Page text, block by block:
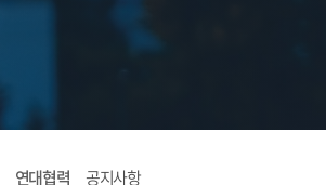
연대협력 공지사항